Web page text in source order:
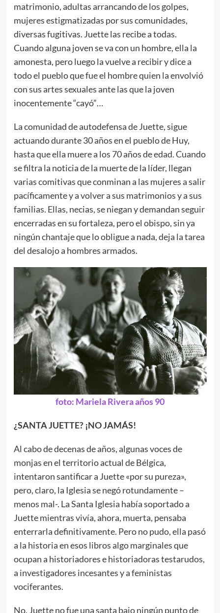
matrimonio, adultas arrancando de los golpes,
mujeres estigmatizadas por sus comunidades,
diversas fugitivas. Juette las recibe a todas.
Cuando alguna joven se va con un hombre, ella la
amonesta, pero luego la vuelve a recibir y dice a
todo el pueblo que fue el hombre quien la envolvió
con sus artes sexuales ante las que la joven
inocentemente “cayó”…
La comunidad de autodefensa de Juette, sigue
actuando durante 30 años en el pueblo de Huy,
hasta que ella muere a los 70 años de edad. Cuando
se filtra la noticia de la muerte de la líder, llegan
varias comitivas que conminan a las mujeres a salir
pacíficamente y a volver a sus matrimonios y a sus
familias. Ellas, necias, se niegan y demandan seguir
encerradas en su fortaleza, pero el obispo, sin ya
ningún chantaje que lo obligue a nada, deja la tarea
del desalojo a hombres armados.
foto: Mariela Rivera años 90
¿SANTA JUETTE? ¡NO JAMÁS!
Al cabo de decenas de años, algunas voces de
monjas en el territorio actual de Bélgica,
intentaron santificar a Juette «por su pureza»,
pero, claro, la Iglesia se negó rotundamente –
menos mal-. La Santa Iglesia había soportado a
Juette mientras vivía, ahora, muerta, pensaba
enterrarla definitivamente. Pero no pudo, ella pasó
a la historia en esos libros algo marginales que
ocupan a historiadores e historiadoras testarudos,
a investigadores incesantes y a feministas
vociferantes.
No, Juette no fue una santa bajo ningún punto de